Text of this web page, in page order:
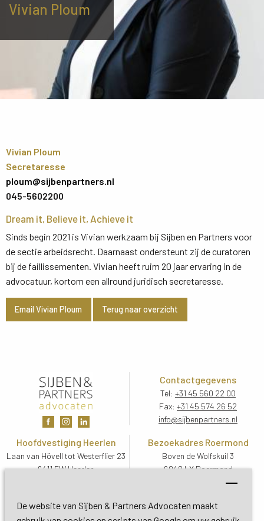
De website van Sijben & Partners Advocaten maakt
Vivian Ploum
Vivian Ploum
Secretaresse
ploum@sijbenpartners.nl
045-5602200
Dream it, Believe it, Achieve it
Sinds begin 2021 is Vivian werkzaam bij Sijben en Partners voor
de sectie arbeidsrecht. Daarnaast ondersteunt zij de curatoren
bij de faillissementen. Vivian heeft ruim 20 jaar ervaring in de
advocatuur, kortom een allround juridisch secretaresse.
Email Vivian Ploum Terug naar overzicht
Contactgegevens
Tel: +31 45 560 22 00
Fax: +31 45 574 26 52
info@sijbenpartners.nl
Hoofdvestiging Heerlen
Laan van Hövell tot Westerflier 23
6411 EW Heerlen
Bezoekadres Roermond
Boven de Wolfskuil 3
6049 LX Roermond
Routebeschrijving
Bezoekadres De Bilt
Soestdijkseweg Zuid 13